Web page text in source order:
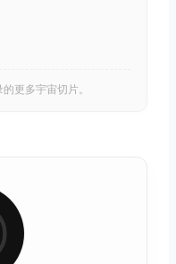
更多宇宙切片。